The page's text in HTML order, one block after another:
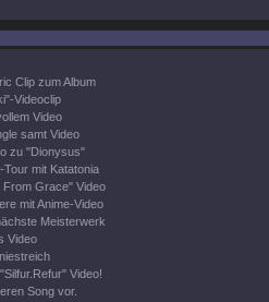
Clip zum Album
Videoclip
Video
samt Video
zu "Dionysus"
mit Katatonia
From Grace" Video
mit Anime-Video
Meisterwerk
Video
Video!
Song vor.